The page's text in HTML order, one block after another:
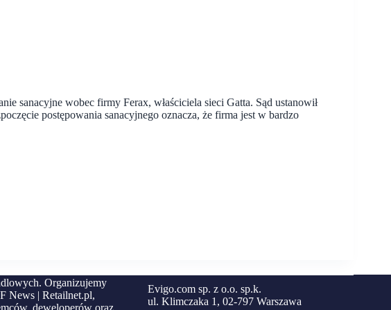
sanacyjne wobec firmy Ferax, właściciela sieci Gatta. Sąd ustanowił
postępowania sanacyjnego oznacza, że firma jest w bardzo
Organizujemy
News | Retailnet.pl,
deweloperów oraz
Evigo.com sp. z o.o. sp.k.
ul. Klimczaka 1, 02-797 Warszawa